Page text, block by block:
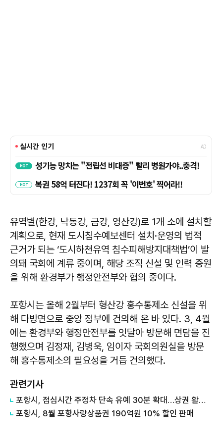
유역별(한강, 낙동강, 금강, 영산강)로 1개 소에 설치할
계획으로, 현재 도시침수예보센터 설치·운영의 법적
근거가 되는 ‘도시하천유역 침수피해방지대책법’이 발
의돼 국회에 계류 중이며, 해당 조직 신설 및 인력 증원
을 위해 환경부가 행정안전부와 협의 중이다.
포항시는 올해 2월부터 형산강 홍수통제소 신설을 위
해 다방면으로 중앙 정부에 건의해 온 바 있다. 3, 4월
에는 환경부와 행정안전부를 잇달아 방문해 면담을 진
행했으며 김정재, 김병욱, 임이자 국회의원실을 방문
해 홍수통제소의 필요성을 거듭 건의했다.
관련기사
포항시, 점심시간 주정차 단속 유예 30분 확대…상권 활성화 지원
포항시, 8월 포항사랑상품권 190억원 10% 할인 판매